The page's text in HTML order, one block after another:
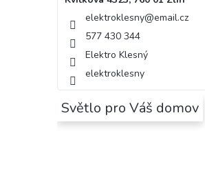
elektroklesny@email.cz
577 430 344
Elektro Klesný
elektroklesny
Světlo pro Váš domov